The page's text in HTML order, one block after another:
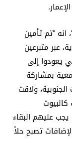
انه "تم تأمين
عبر متبرعين
يعودوا إلى
بمشاركة
ولاقت
عليهم البقاء
تصبح حلاً